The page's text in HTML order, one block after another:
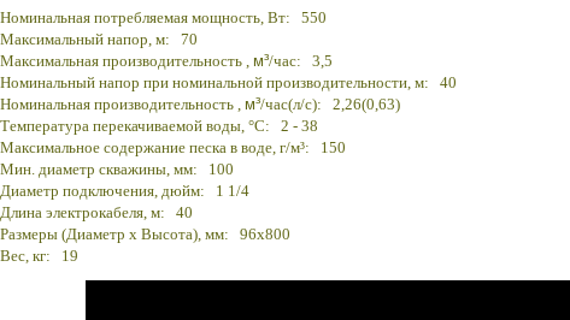
Номинальная потребляемая мощность, Вт: 550
Максимальный напор, м: 70
Максимальная производительность , м³/час: 3,5
Номинальный напор при номинальной производительности, м: 40
Номинальная производительность , м³/час(л/с): 2,26(0,63)
Температура перекачиваемой воды, °С: 2 - 38
Максимальное содержание песка в воде, г/м³: 150
Мин. диаметр скважины, мм: 100
Диаметр подключения, дюйм: 1 1/4
Длина электрокабеля, м: 40
Размеры (Диаметр х Высота), мм: 96х800
Вес, кг: 19